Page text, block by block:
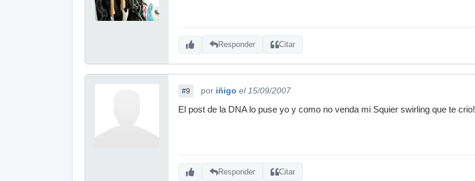
Responder Citar
#9 por iñigo el 15/09/2007
El post de la DNA lo puse yo y como no venda mi Squier swirling que te crio!
Responder Citar